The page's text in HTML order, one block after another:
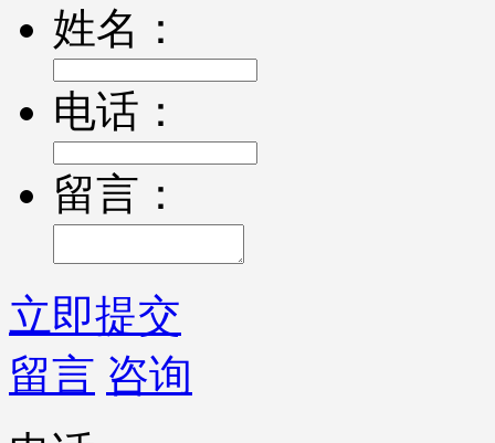
姓名：
电话：
留言：
立即提交
留言 咨询